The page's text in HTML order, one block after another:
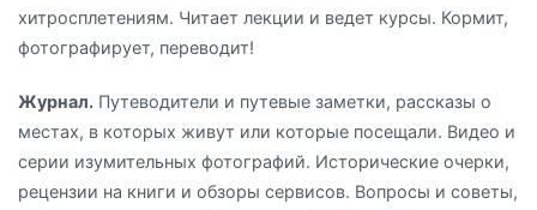
хитросплетениям. Читает лекции и ведет курсы. Кормит,
фотографирует, переводит!
Журнал. Путеводители и путевые заметки, рассказы о
местах, в которых живут или которые посещали. Видео и
серии изумительных фотографий. Исторические очерки,
рецензии на книги и обзоры сервисов. Вопросы и советы,